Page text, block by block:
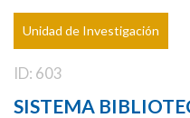
Unidad de Investigación
ID: 603
SISTEMA